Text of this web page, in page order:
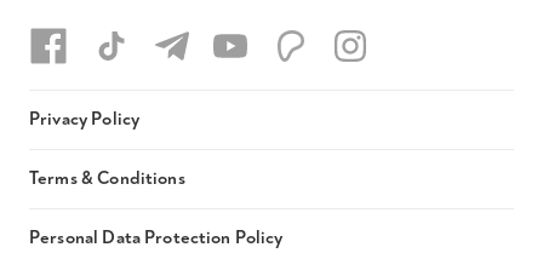
Privacy Policy
Terms & Conditions
Personal Data Protection Policy